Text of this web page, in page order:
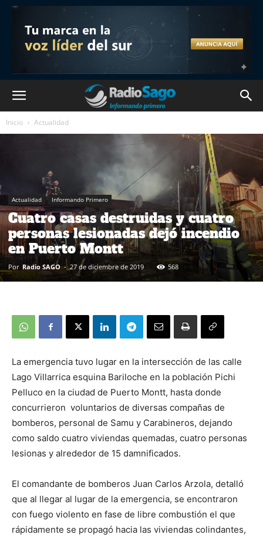
Inicio Actualidad
Actualidad Informando Primero
Cuatro casas destruidas y cuatro
personas lesionadas dejó incendio
en Puerto Montt
Por Radio SAGO - 27 de diciembre de 2019 568
La emergencia tuvo lugar en la intersección de las calle
Lago Villarrica esquina Bariloche en la población Pichi
Pelluco en la ciudad de Puerto Montt, hasta donde
concurrieron voluntarios de diversas compañas de
bomberos, personal de Samu y Carabineros, dejando
como saldo cuatro viviendas quemadas, cuatro personas
lesionas y alrededor de 15 damnificados.
El comandante de bomberos Juan Carlos Arzola, detalló
que al llegar al lugar de la emergencia, se encontraron
con fuego violento en fase de libre combustión el que
rápidamente se propagó hacia las viviendas colindantes,